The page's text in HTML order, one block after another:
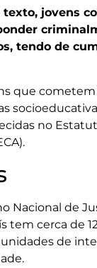
jovens
tendo de
que cometem
no
Nacional de
tem cerca de
de